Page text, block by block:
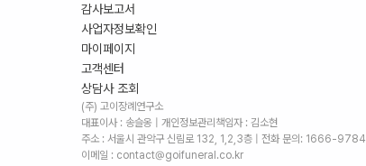
감사보고서
사업자정보확인
마이페이지
고객센터
상담사 조회
(주) 고이장례연구소
대표이사 : 송슬옹 | 개인정보관리책임자 : 김소현
주소 : 서울시 관악구 신림로 132, 1,2,3층 | 전화 문의: 1666-9784
이메일 : contact@goifuneral.co.kr